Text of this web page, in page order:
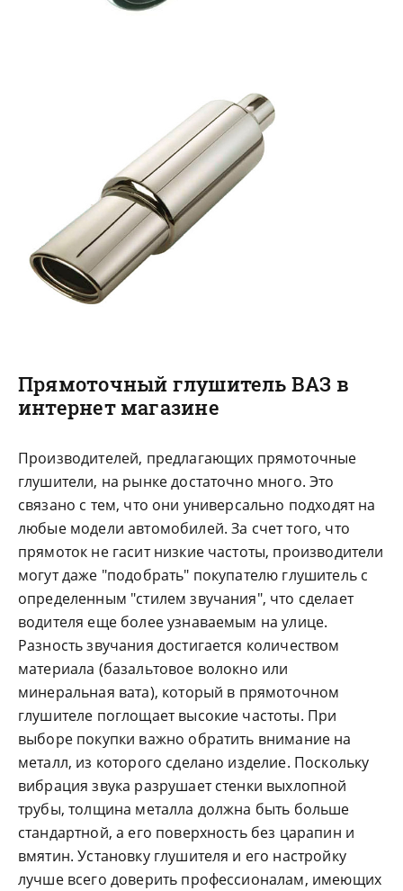
Прямоточный глушитель ВАЗ в
интернет магазине
Производителей, предлагающих прямоточные
глушители, на рынке достаточно много. Это
связано с тем, что они универсально подходят на
любые модели автомобилей. За счет того, что
прямоток не гасит низкие частоты, производители
могут даже "подобрать" покупателю глушитель с
определенным "стилем звучания", что сделает
водителя еще более узнаваемым на улице.
Разность звучания достигается количеством
материала (базальтовое волокно или
минеральная вата), который в прямоточном
глушителе поглощает высокие частоты. При
выборе покупки важно обратить внимание на
металл, из которого сделано изделие. Поскольку
вибрация звука разрушает стенки выхлопной
трубы, толщина металла должна быть больше
стандартной, а его поверхность без царапин и
вмятин. Установку глушителя и его настройку
лучше всего доверить профессионалам, имеющих